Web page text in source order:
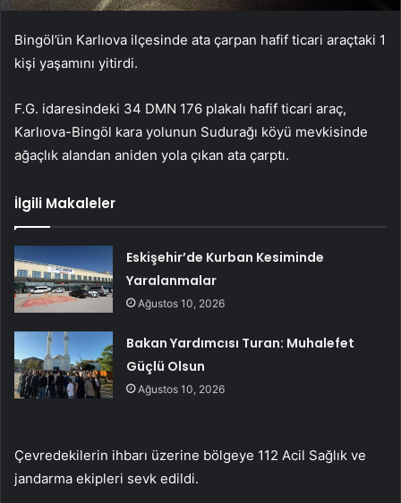
Bingöl’ün Karlıova ilçesinde ata çarpan hafif ticari araçtaki 1
kişi yaşamını yitirdi.
F.G. idaresindeki 34 DMN 176 plakalı hafif ticari araç,
Karlıova-Bingöl kara yolunun Sudurağı köyü mevkisinde
ağaçlık alandan aniden yola çıkan ata çarptı.
İlgili Makaleler
Eskişehir’de Kurban Kesiminde
Yaralanmalar
Ağustos 10, 2026
Bakan Yardımcısı Turan: Muhalefet
Güçlü Olsun
Ağustos 10, 2026
Çevredekilerin ihbarı üzerine bölgeye 112 Acil Sağlık ve
jandarma ekipleri sevk edildi.